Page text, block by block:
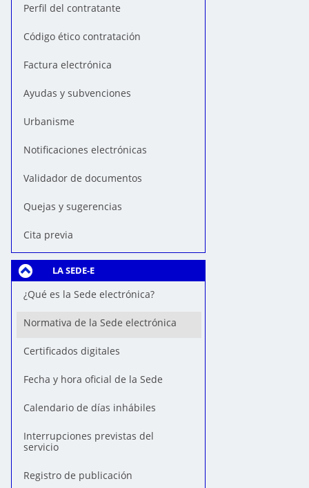
Perfil del contratante
Código ético contratación
Factura electrónica
Ayudas y subvenciones
Urbanisme
Notificaciones electrónicas
Validador de documentos
Quejas y sugerencias
Cita previa
LA SEDE-E
¿Qué es la Sede electrónica?
Normativa de la Sede electrónica
Certificados digitales
Fecha y hora oficial de la Sede
Calendario de días inhábiles
Interrupciones previstas del
servicio
Registro de publicación